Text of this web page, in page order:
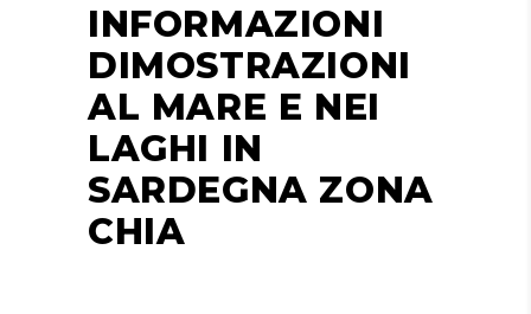
INFORMAZIONI
DIMOSTRAZIONI
AL MARE E NEI
LAGHI IN
SARDEGNA ZONA
CHIA